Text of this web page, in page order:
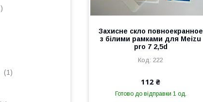
Захисне скло повноекранное
з білими рамками для Meizu
pro 7 2,5d
222
112 ₴
Готово до відправки 1 од.
1